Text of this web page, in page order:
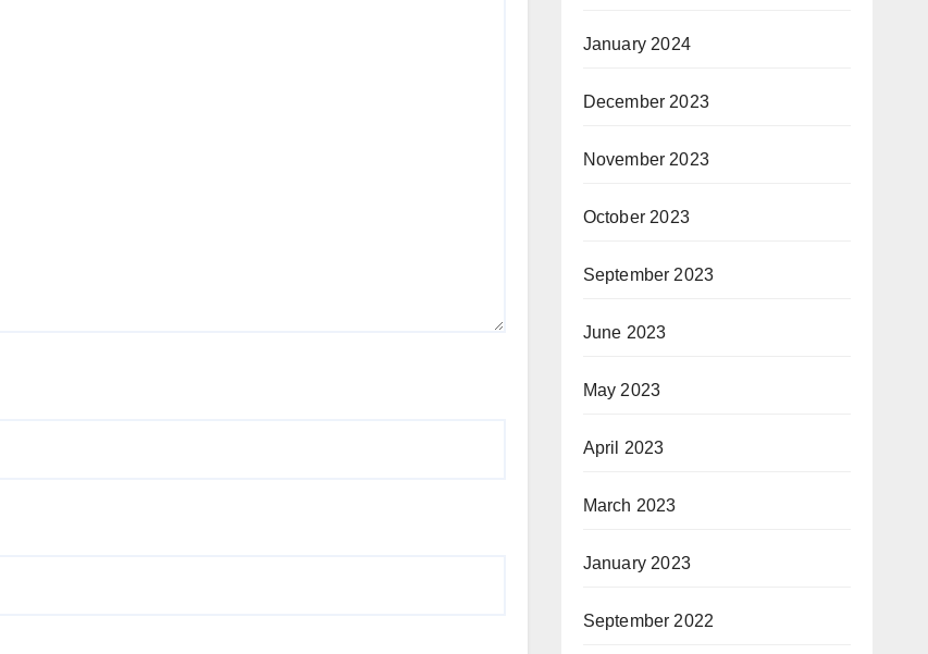
January 2024
December 2023
November 2023
October 2023
September 2023
June 2023
May 2023
April 2023
March 2023
January 2023
September 2022